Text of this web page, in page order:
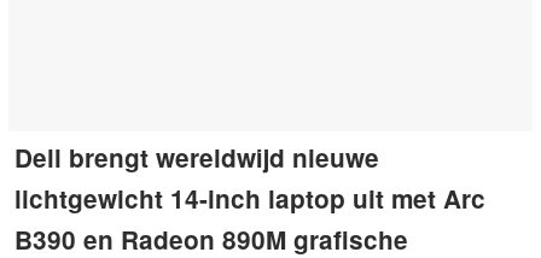
Dell brengt wereldwijd nieuwe
lichtgewicht 14-inch laptop uit met Arc
B390 en Radeon 890M grafische